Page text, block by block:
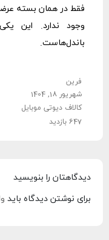
فقط در همان بسته
وجود ندارد. این
باندل‌هاست.
فرین
شهریور 18, 1404
کالاف دیوتی موبایل
647 بازدید
دیدگاهتان را بنویسید
برای نوشتن دیدگاه باید